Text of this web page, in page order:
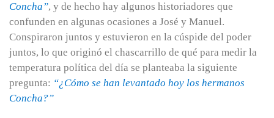
Concha”, y de hecho hay algunos historiadores que
confunden en algunas ocasiones a José y Manuel.
Conspiraron juntos y estuvieron en la cúspide del poder
juntos, lo que originó el chascarrillo de qué para medir la
temperatura política del día se planteaba la siguiente
pregunta: “¿Cómo se han levantado hoy los hermanos
Concha?”